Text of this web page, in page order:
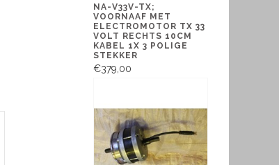
NA-V33V-TX;
VOORNAAF MET
ELECTROMOTOR TX 33
VOLT RECHTS 10CM
KABEL 1X 3 POLIGE
STEKKER
€379,00